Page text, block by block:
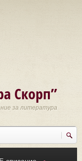
Скорп”
за литература